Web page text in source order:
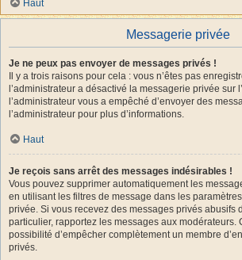
Haut
Messagerie privée
Je ne peux pas envoyer de messages privés !
Il y a trois raisons pour cela : vous n’êtes pas
l’administrateur a désactivé la messagerie privée sur
l’administrateur vous a empêché d’envoyer des
l’administrateur pour plus d’informations.
Haut
Je reçois sans arrêt des messages indésirables !
Vous pouvez supprimer automatiquement les
en utilisant les filtres de message dans les
privée. Si vous recevez des messages privés abusifs
particulier, rapportez les messages aux modérateurs.
possibilité d’empêcher complètement un membre
privés.